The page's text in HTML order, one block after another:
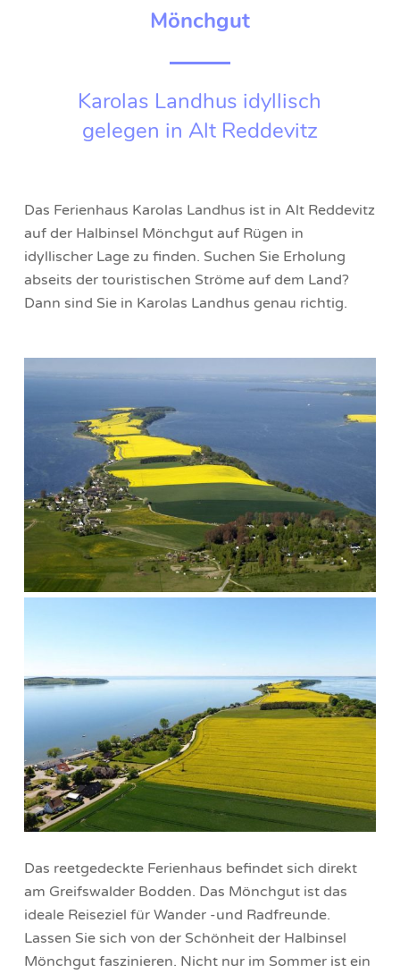
Mönchgut
Karolas Landhus idyllisch
gelegen in Alt Reddevitz
Das Ferienhaus Karolas Landhus ist in Alt Reddevitz
auf der Halbinsel Mönchgut auf Rügen in
idyllischer Lage zu finden. Suchen Sie Erholung
abseits der touristischen Ströme auf dem Land?
Dann sind Sie in Karolas Landhus genau richtig.
Das reetgedeckte Ferienhaus befindet sich direkt
am Greifswalder Bodden. Das Mönchgut ist das
ideale Reiseziel für Wander -und Radfreunde.
Lassen Sie sich von der Schönheit der Halbinsel
Mönchgut faszinieren. Nicht nur im Sommer ist ein